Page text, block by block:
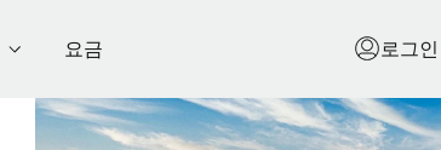
요금 로그인